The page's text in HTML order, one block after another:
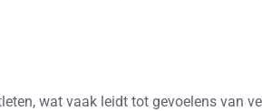
wat vaak leidt tot gevoelens van